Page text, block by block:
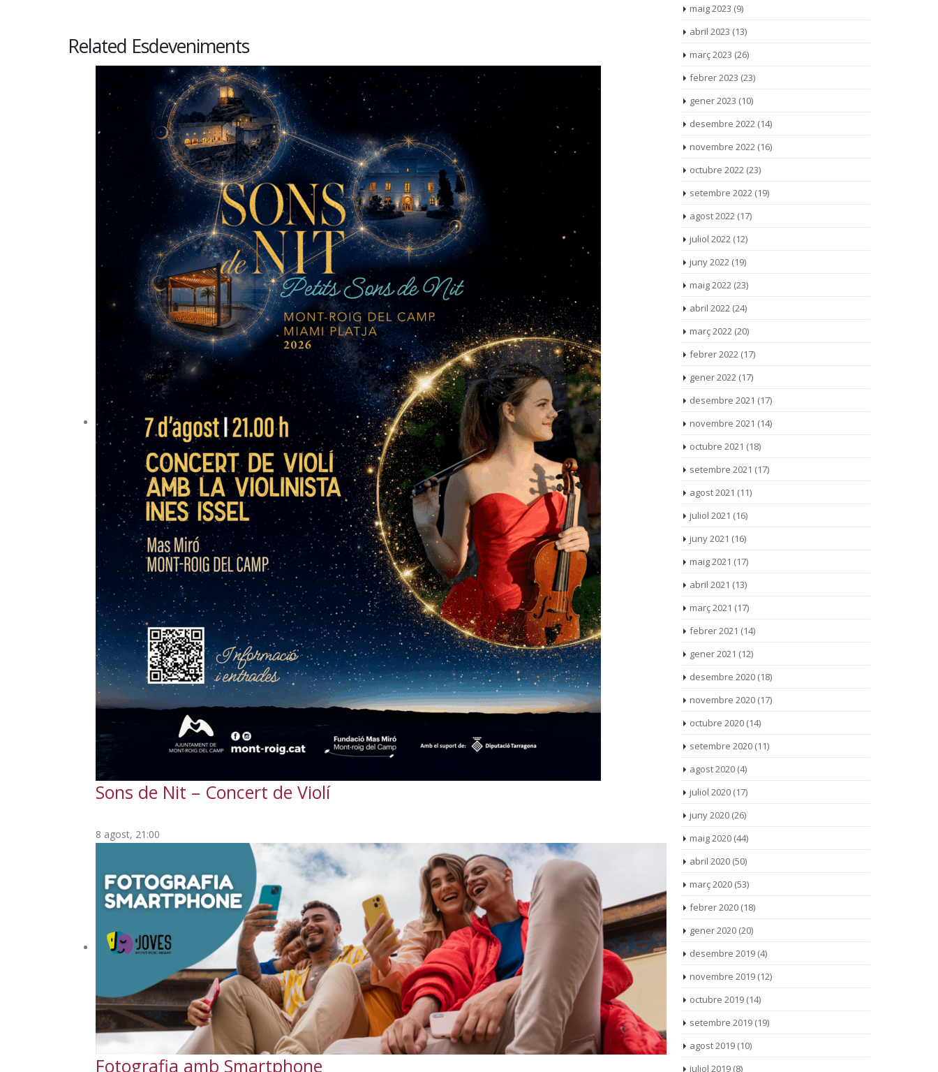
Related Esdeveniments
Sons de Nit – Concert de Violí
8 agost, 21:00
Fotografia amb Smartphone
maig 2023 (9)
abril 2023 (13)
març 2023 (26)
febrer 2023 (23)
gener 2023 (10)
desembre 2022(14)
novembre 2022(16)
octubre 2022(23)
setembre 2022(19)
agost 2022(17)
juliol 2022(12)
juny 2022(19)
maig 2022(23)
abril 2022(24)
març 2022(20)
febrer 2022(17)
gener 2022(17)
desembre 2021 (17)
novembre 2021 (14)
octubre 2021 (18)
setembre 2021 (17)
agost 2021 (11)
juliol 2021 (16)
juny 2021 (16)
maig 2021 (17)
abril 2021 (13)
març 2021 (17)
febrer 2021 (14)
gener 2021 (12)
desembre 2020(18)
novembre 2020(17)
octubre 2020(14)
setembre 2020(11)
agost 2020(4)
juliol 2020(17)
juny 2020(26)
maig 2020(44)
abril 2020(50)
març 2020(53)
febrer 2020(18)
gener 2020(20)
desembre 2019(4)
novembre 2019(12)
octubre 2019(14)
setembre 2019(19)
agost 2019(10)
juliol 2019(8)